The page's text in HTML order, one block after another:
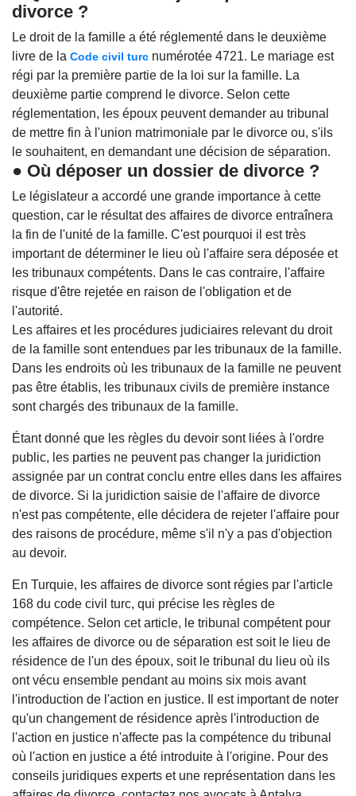
divorce ?
Le droit de la famille a été réglementé dans le deuxième
livre de la Code civil turc numérotée 4721. Le mariage est
régi par la première partie de la loi sur la famille. La
deuxième partie comprend le divorce. Selon cette
réglementation, les époux peuvent demander au tribunal
de mettre fin à l'union matrimoniale par le divorce ou, s'ils
le souhaitent, en demandant une décision de séparation.
● Où déposer un dossier de divorce ?
Le législateur a accordé une grande importance à cette
question, car le résultat des affaires de divorce entraînera
la fin de l'unité de la famille. C'est pourquoi il est très
important de déterminer le lieu où l'affaire sera déposée et
les tribunaux compétents. Dans le cas contraire, l'affaire
risque d'être rejetée en raison de l'obligation et de
l'autorité.
Les affaires et les procédures judiciaires relevant du droit
de la famille sont entendues par les tribunaux de la famille.
Dans les endroits où les tribunaux de la famille ne peuvent
pas être établis, les tribunaux civils de première instance
sont chargés des tribunaux de la famille.
Étant donné que les règles du devoir sont liées à l'ordre
public, les parties ne peuvent pas changer la juridiction
assignée par un contrat conclu entre elles dans les affaires
de divorce. Si la juridiction saisie de l'affaire de divorce
n'est pas compétente, elle décidera de rejeter l'affaire pour
des raisons de procédure, même s'il n'y a pas d'objection
au devoir.
En Turquie, les affaires de divorce sont régies par l'article
168 du code civil turc, qui précise les règles de
compétence. Selon cet article, le tribunal compétent pour
les affaires de divorce ou de séparation est soit le lieu de
résidence de l'un des époux, soit le tribunal du lieu où ils
ont vécu ensemble pendant au moins six mois avant
l'introduction de l'action en justice. Il est important de noter
qu'un changement de résidence après l'introduction de
l'action en justice n'affecte pas la compétence du tribunal
où l'action en justice a été introduite à l'origine. Pour des
conseils juridiques experts et une représentation dans les